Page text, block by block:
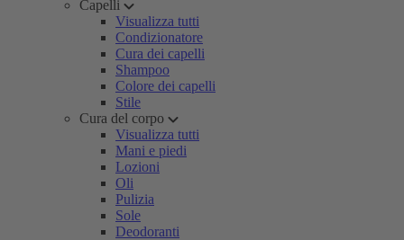
Capelli
Visualizza tutti
Condizionatore
Cura dei capelli
Shampoo
Colore dei capelli
Stile
Cura del corpo
Visualizza tutti
Mani e piedi
Lozioni
Oli
Pulizia
Sole
Deodoranti